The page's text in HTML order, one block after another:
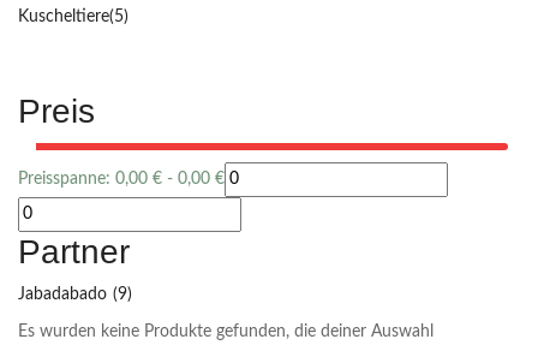
Kuscheltiere(5)
Preis
Preisspanne: 0,00 € - 0,00 €
Partner
Jabadabado (9)
Es wurden keine Produkte gefunden, die deiner Auswahl